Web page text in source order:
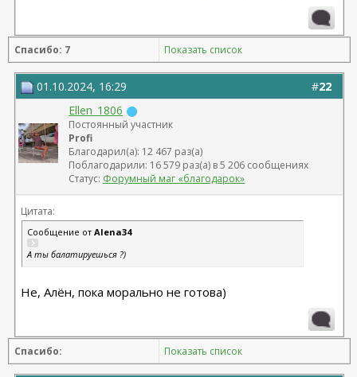
Спасибо: 7 Показать список
#22
01.10.2024, 16:29
Ellen_1806
Постоянный участник
Profi
Благодарил(а): 12 467 раз(а)
Поблагодарили: 16 579 раз(а) в 5 206 сообщениях
Статус: Форумный маг «благодарок»
Цитата:
Сообщение отAlena34
А ты балатируешься ?)
Не, Алён, пока морально не готова)
Спасибо: Показать список